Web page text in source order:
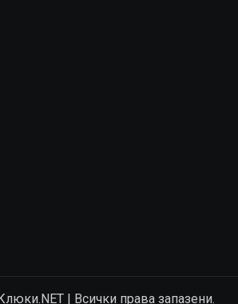
| Всички права запазени.